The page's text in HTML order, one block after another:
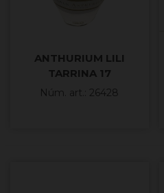
ANTHURIUM LILI
TARRINA 17
Núm. art.: 26428